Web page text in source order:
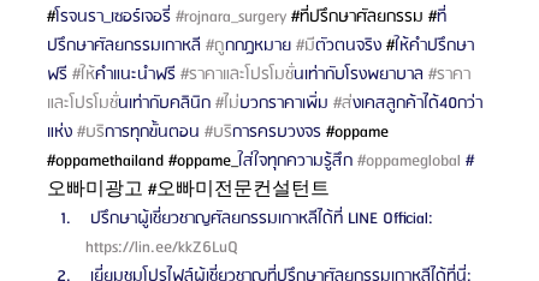
#โรจนรา_เซอร์เจอรี่ #rojnara_surgery#ที่ปรึกษาศัลยกรรม #ที่
ปรึกษาศัลยกรรมเกาหลี #ถูกกฎหมาย #มีตัวตนจริง #ให้คำปรึกษา
ฟรี #ให้คำแนะนำฟรี #ราคาและโปรโมชั่นเท่ากับโรงพยาบาล #ราคา
และโปรโมชั่นเท่ากับคลินิก #ไม่บวกราคาเพิ่ม #ส่งเคสลูกค้าได้40กว่า
แห่ง #บริการทุกขั้นตอน #บริการครบวงจร #oppame
#oppamethailand#oppame_ใส่ใจทุกความรู้สึก #oppameglobal #
오빠미광고 #오빠미전문컨설턴트
ปรึกษาผู้เชี่ยวชาญศัลยกรรมเกาหลีได้ที่ LINE Official:
https://lin.ee/kkZ6LuQ